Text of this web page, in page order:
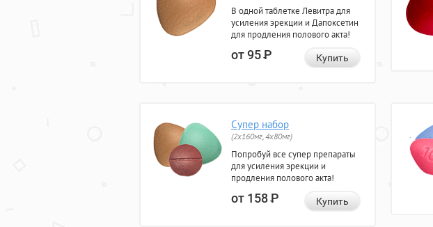
В одной таблетке Левитра для
усиления эрекции и Дапоксетин
для продления полового акта!
от 95Р Купить
Супер набор
(2х160мг, 4х80мг)
Попробуй все супер препараты
для усиления эрекции и
продления полового акта!
от 158Р Купить